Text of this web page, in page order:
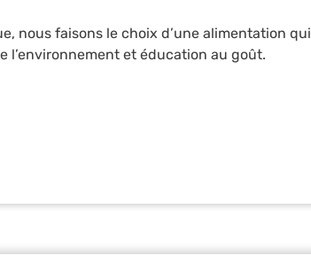
nous faisons le choix d’une alimentation qui
et éducation au goût.